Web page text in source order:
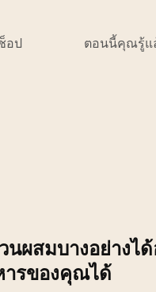
อป ตอนนี้คุณรู้แ
ผสมบางอย่างได้
ารของคุณได้